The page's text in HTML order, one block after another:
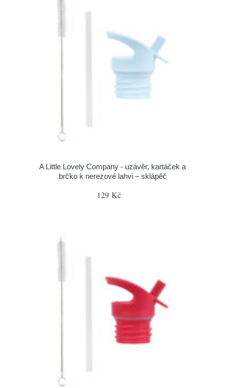
A Little Lovely Company - uzávěr, kartáček a
brčko k nerezové lahvi – sklápěč
129 Kč